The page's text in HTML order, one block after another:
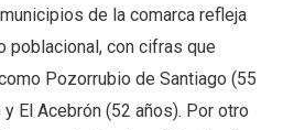
de la comarca refleja
poblacional, con cifras que
Pozorrubio de Santiago (55
El Acebrón (52 años). Por otro